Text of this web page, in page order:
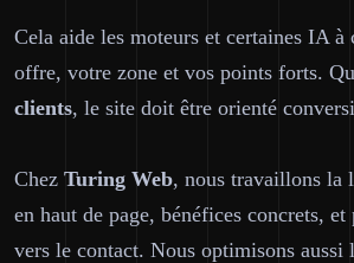
Cela aide les moteurs et certaines IA à
offre, votre zone et vos points forts.
clients, le site doit être orienté
Chez Turing Web, nous travaillons la
en haut de page, bénéfices concrets,
vers le contact. Nous optimisons aussi